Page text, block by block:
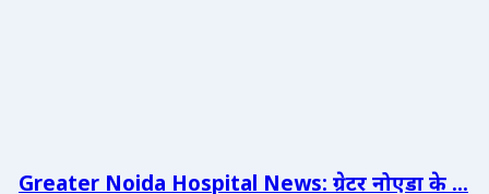
Greater Noida Hospital News: ग्रेटर नोएडा के ...